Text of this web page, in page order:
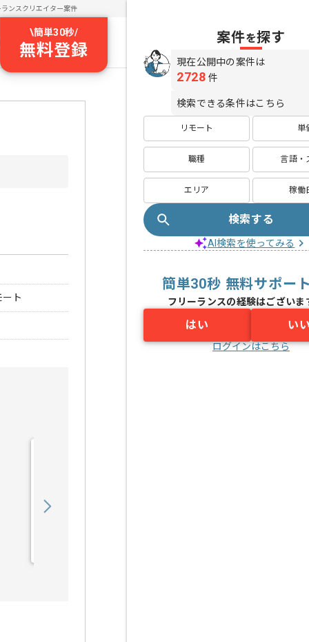
ランスクリエイター案件
\簡単30秒/
無料登録
ト
案件を探す
現在公開中の案件は
2728 件
検索できる条件はこちら
リモート 単
職種 言語・
エリア 稼働
検索する
AI検索を使ってみる
簡単30秒 無料サポー
フリーランスの経験はございま
はい い
ログインはこちら